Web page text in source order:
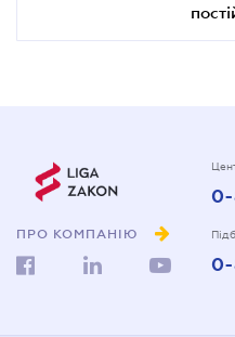
ПРО КОМПАНІЮ
0-
0-